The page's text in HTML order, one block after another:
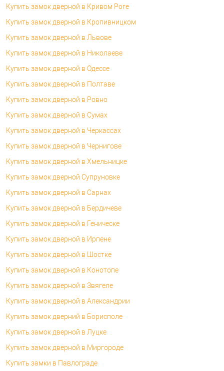
Купить замок дверной в Кривом Роге
Купить замок дверной в Кропивницком
Купить замок дверной в Львове
Купить замок дверной в Николаеве
Купить замок дверной в Одессе
Купить замок дверной в Полтаве
Купить замок дверной в Ровно
Купить замок дверной в Сумах
Купить замок дверной в Черкассах
Купить замок дверной в Чернигове
Купить замок дверной в Хмельницке
Купить замок дверной Супруновке
Купить замок дверной в Сарнах
Купить замок дверной в Бердичеве
Купить замок дверной в Геническе
Купить замок дверной в Ирпене
Купить замок дверной в Шостке
Купить замок дверной в Конотопе
Купить замок дверной в Звягеле
Купить замок дверной в Александрии
Купить замок дверний в Борисполе
Купить замок дверной в Луцке
Купить замок дверной в Миргороде
Купить замки в Павлограде